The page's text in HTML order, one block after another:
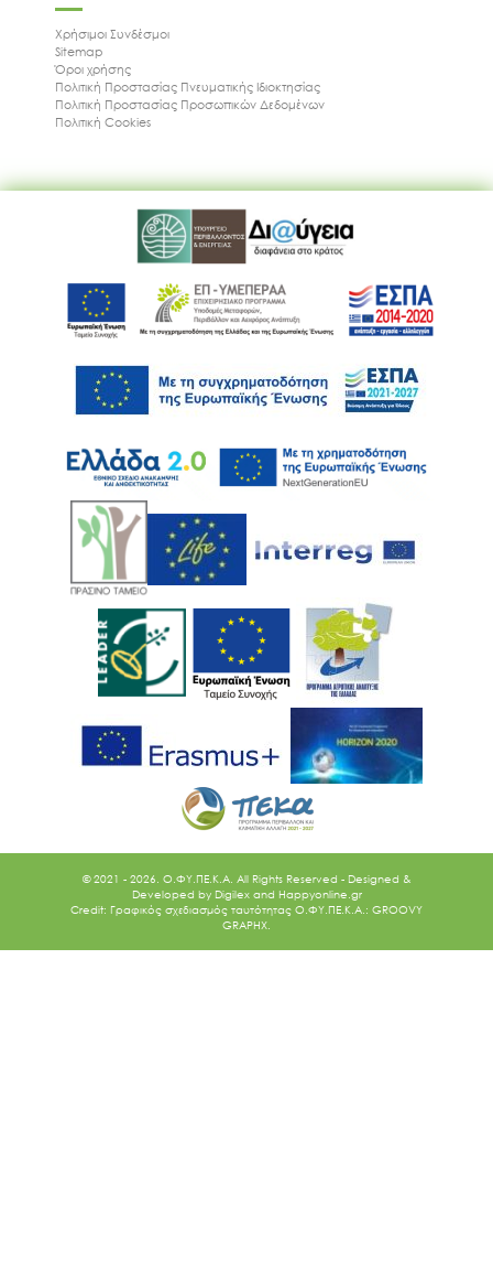
Χρήσιμοι Συνδέσμοι
Sitemap
Όροι χρήσης
Πολιτική Προστασίας Πνευματικής Ιδιοκτησίας
Πολιτική Προστασίας Προσωπικών Δεδομένων
Πολιτική Cookies
© 2021 - 2026. O.ΦΥ.ΠΕ.Κ.Α. All Rights Reserved - Designed &
Developed by Digilex and Happyonline.gr
Credit: Γραφικός σχεδιασμός ταυτότητας Ο.ΦΥ.ΠΕ.Κ.Α.: GROOVY
GRAPHX.